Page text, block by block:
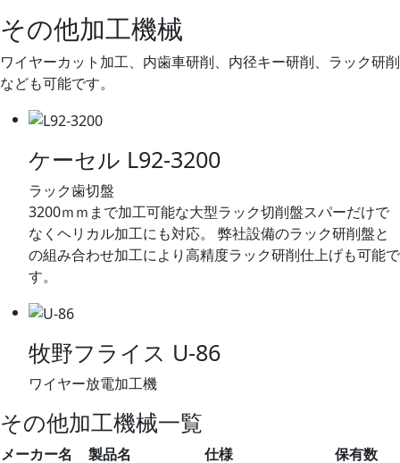
その他加工機械
ワイヤーカット加工、内歯車研削、内径キー研削、ラック研削
なども可能です。
ケーセル L92-3200
ラック歯切盤
3200ｍｍまで加工可能な大型ラック切削盤スパーだけで
なくヘリカル加工にも対応。 弊社設備のラック研削盤と
の組み合わせ加工により高精度ラック研削仕上げも可能で
す。
牧野フライス U-86
ワイヤー放電加工機
その他加工機械一覧
メーカー名 製品名 仕様
保有数